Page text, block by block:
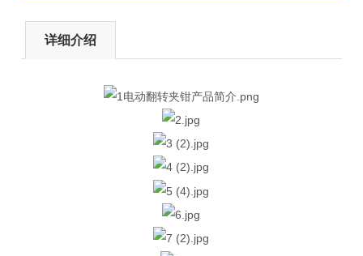
详细介绍